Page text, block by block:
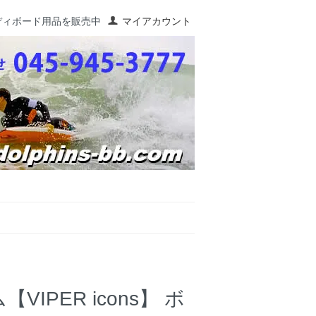
ボード用品を販売中 マイアカウント
VIPER icons】 ボ